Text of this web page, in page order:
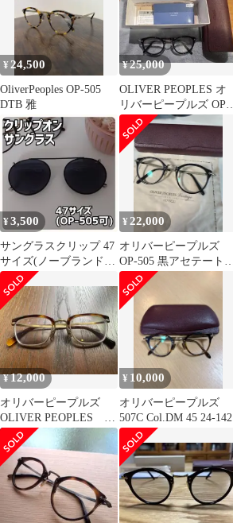
¥ 24,500
OliverPeoples OP-505
DTB 雅
¥25,000
OLIVER PEOPLES オ
リバーピープルズ OP-
505
¥3,500
サングラスクリップ 47
サイズ(ノーブランド
品)ブラック×ブラック
¥ 22,000
オリバーピープルズ
OP-505 黒アセテート
メガネ
¥12,000
オリバーピープルズ
OLIVER PEOPLES
Kronish DM
¥ 10,000
オリバーピープルズ
507C Col.DM 45 24-142